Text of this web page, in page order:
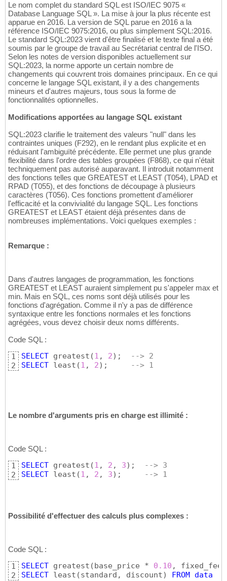
Le nom complet du standard SQL est ISO/IEC 9075 «
Database Language SQL ». La mise à jour la plus récente est
apparue en 2016. La version de SQL parue en 2016 a la
référence ISO/IEC 9075:2016, ou plus simplement SQL:2016.
Le standard SQL:2023 vient d'être finalisé et le texte final a été
soumis par le groupe de travail au Secrétariat central de l'ISO.
Selon les notes de version disponibles actuellement sur
SQL:2023, la norme apporte un certain nombre de
changements qui couvrent trois domaines principaux. En ce qui
concerne le langage SQL existant, il y a des changements
mineurs et d'autres majeurs, tous sous la forme de
fonctionnalités optionnelles.
Modifications apportées au langage SQL existant
SQL:2023 clarifie le traitement des valeurs "null" dans les
contraintes uniques (F292), en le rendant plus explicite et en
réduisant l'ambiguïté précédente. Elle permet une plus grande
flexibilité dans l'ordre des tables groupées (F868), ce qui n'était
techniquement pas autorisé auparavant. Il introduit notamment
des fonctions telles que GREATEST et LEAST (T054), LPAD et
RPAD (T055), et des fonctions de découpage à plusieurs
caractères (T056). Ces fonctions promettent d'améliorer
l'efficacité et la convivialité du langage SQL. Les fonctions
GREATEST et LEAST étaient déjà présentes dans de
nombreuses implémentations. Voici quelques exemples :
Remarque :
Dans d'autres langages de programmation, les fonctions
GREATEST et LEAST auraient simplement pu s'appeler max et
min. Mais en SQL, ces noms sont déjà utilisés pour les
fonctions d'agrégation. Comme il n'y a pas de différence
syntaxique entre les fonctions normales et les fonctions
agrégées, vous devez choisir deux noms différents.
Code SQL :
1
2
SELECT greatest (1 , 2) ;
--> 2
SELECT least (1 , 2) ; --> 1
Le nombre d'arguments pris en charge est illimité :
Code SQL :
1
2
SELECT greatest (1 , 2 , 3) ;
--> 3
SELECT least (1 , 2 , 3) ; --> 1
Possibilité d'effectuer des calculs plus complexes :
Code SQL :
1
2
SELECT greatest ( base_price * 0.10 , fixed_fee
SELECT least (standard, discount) FROM data